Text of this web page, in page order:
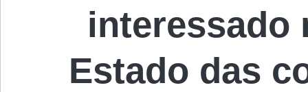
interessado
Estado das